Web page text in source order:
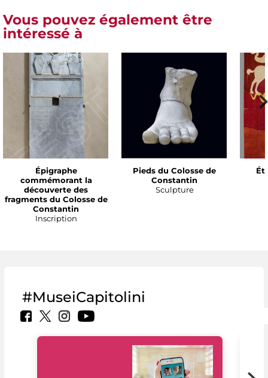
Vous pouvez également être
intéressé à
Épigraphe
commémorant la
découverte des
fragments du Colosse de
Constantin
Inscription
Pieds du Colosse de
Constantin
Sculpture
#MuseiCapitolini